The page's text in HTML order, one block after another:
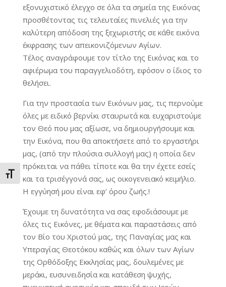
Εναλλαγή Μεγέθους Γραμμάτων
εξονυχιστικό έλεγχο σε όλα τα σημεία της Εικόνας
προσθέτοντας τις τελευταίες πινελιές για την
καλύτερη απόδοση της ξεχωριστής σε κάθε εικόνα
έκφρασης των απεικονιζόμενων Αγίων.
Τέλος αναγράφουμε τον τίτλο της Εικόνας και το
αφιέρωμα του παραγγελιοδότη, εφόσον ο ίδιος το
θελήσει.
Για την προστασία των Εικόνων μας, τις περνούμε
όλες με ειδικό βερνίκι σταυρωτά και ευχαριστούμε
τον Θεό που μας αξίωσε, να δημιουργήσουμε και
την Εικόνα, που θα αποκτήσετε από το εργαστήρι
μας, (από την πλούσια συλλογή μας) η οποία δεν
πρόκειται να πάθει τίποτε και θα την έχετε εσείς
και τα τρισέγγονά σας, ως οικογενειακό κειμήλιο.
Η εγγύησή μου είναι εφ’ όρου ζωής.!
Έχουμε τη δυνατότητα να σας εφοδιάσουμε με
όλες τις Εικόνες, με θέματα και παραστάσεις από
τον Βίο του Χριστού μας, της Παναγίας μας και
Υπεραγίας Θεοτόκου καθώς και όλων των Αγίων
της Ορθόδοξης Εκκλησίας μας, δουλεμένες με
μεράκι, ευσυνειδησία και κατάθεση ψυχής,